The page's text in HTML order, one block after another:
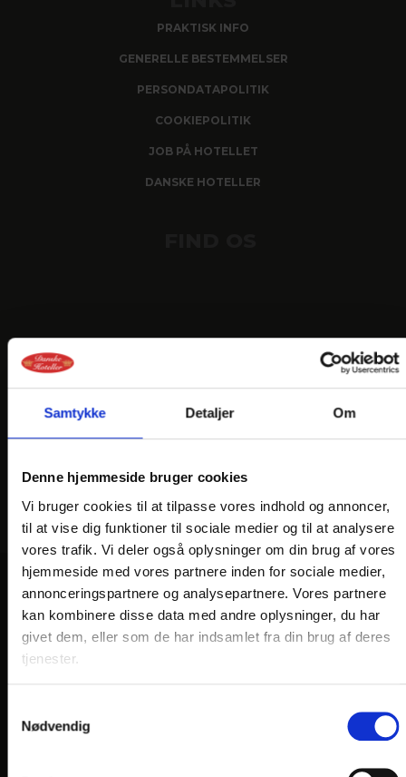
Samtykke Detaljer Om
Denne hjemmeside bruger cookies
Vi bruger cookies til at tilpasse vores indhold og annoncer,
til at vise dig funktioner til sociale medier og til at analysere
vores trafik. Vi deler også oplysninger om din brug af vores
hjemmeside med vores partnere inden for sociale medier,
annonceringspartnere og analysepartnere. Vores partnere
kan kombinere disse data med andre oplysninger, du har
givet dem, eller som de har indsamlet fra din brug af deres
tjenester.
Nødvendig
PRAKTISK INFO
GENERELLE BESTEMMELSER
PERSONDATAPOLITIK
COOKIEPOLITIK
JOB PÅ HOTELLET
DANSKE HOTELLER
VORES HOTELLER OG KATEGORIER